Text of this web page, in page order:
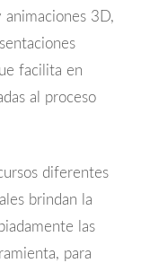
3D,
facilita en
al proceso
diferentes
brindan la
las
para